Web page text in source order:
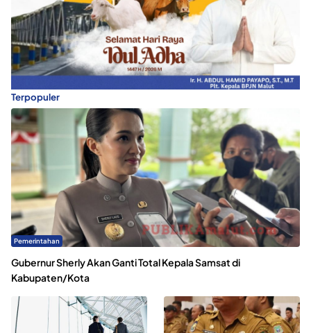
Terpopuler
Pemerintahan
Gubernur Sherly Akan Ganti Total Kepala Samsat di
Kabupaten/Kota